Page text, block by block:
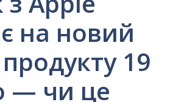
на новий
19
— чи це